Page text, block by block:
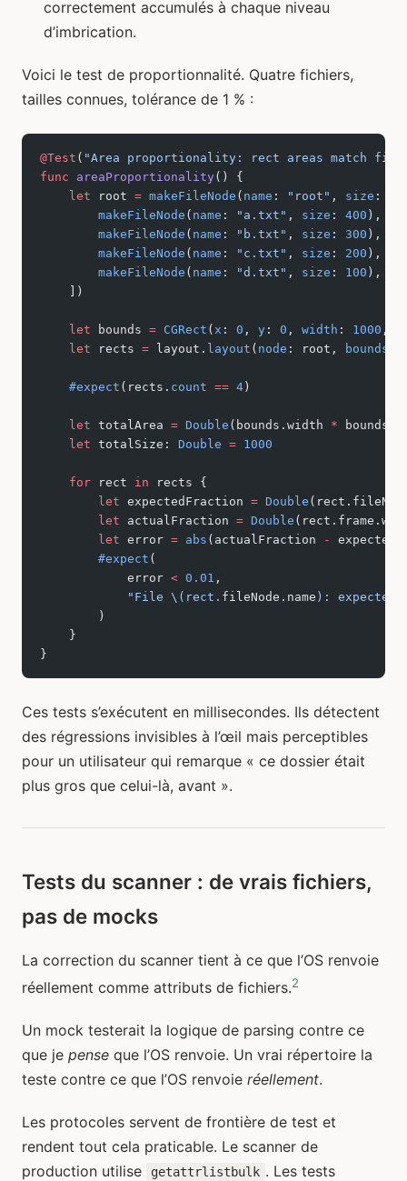
correctement accumulés à chaque niveau
d’imbrication.
Voici le test de proportionnalité. Quatre fichiers,
tailles connues, tolérance de 1 % :
@Test ( "Area proportionality: rect areas match
func areaProportionality() {
    let
root = makeFileNode ( name : "root" , size :
        makeFileNode
( name : "a.txt" , size : 400 ),
        makeFileNode
( name : "b.txt" , size : 300 ),
        makeFileNode
( name : "c.txt" , size : 200 ),
        makeFileNode
( name : "d.txt" , size : 100 ),
    ])
    let
bounds = CGRect ( x : 0 , y : 0 , width : 1000 ,
    let
rects = layout. layout ( node : root, bounds
    #expect
(rects. count == 4)
    let
totalArea = Double (bounds.width *
    let
totalSize: Double = 1000
    for
rect in rects {
        let
expectedFraction = Double
        let
actualFraction = Double
        let
error = abs (actualFraction -
        #expect
(
            error
< 0.01 ,
            "File
\(rect. fileNode . name ) : expected
        )
    }
}
Ces tests s’exécutent en millisecondes. Ils détectent
des régressions invisibles à l’œil mais perceptibles
pour un utilisateur qui remarque « ce dossier était
plus gros que celui-là, avant ».
Tests du scanner : de vrais fichiers,
pas de mocks
La correction du scanner tient à ce que l’OS renvoie
réellement comme attributs de fichiers.2
Un mock testerait la logique de parsing contre ce
que je pense que l’OS renvoie. Un vrai répertoire la
teste contre ce que l’OS renvoie réellement.
Les protocoles servent de frontière de test et
rendent tout cela praticable. Le scanner de
production utilise
getattrlistbulk . Les tests